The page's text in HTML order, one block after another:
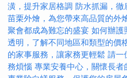
潢，提升家居格調 防水抓漏，徹
苗栗外燴，為您帶來高品質的外
聚會都成為難忘的盛宴 如何辦護
透明，了解不同地區和類型的價
的家事服務，讓家務更輕鬆 請一
務煩惱 專業安養中心，關懷長者